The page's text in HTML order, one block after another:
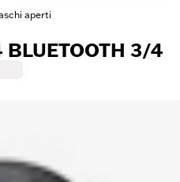
aperti
BLUETOOTH 3/4